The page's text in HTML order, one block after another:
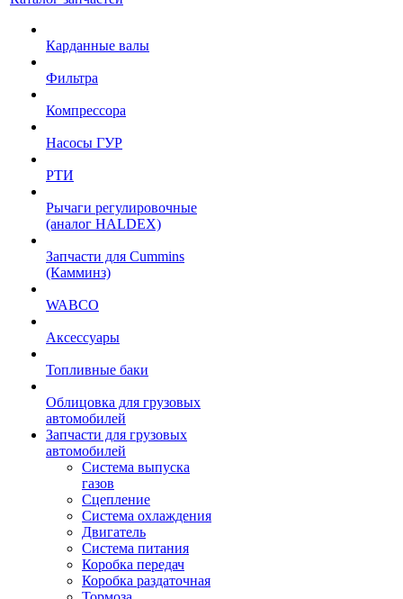
Карданные валы
Фильтра
Компрессора
Насосы ГУР
РТИ
Рычаги регулировочные
(аналог HALDEX)
Запчасти для Cummins
(Камминз)
WABCO
Аксессуары
Топливные баки
Облицовка для грузовых
автомобилей
Запчасти для грузовых
автомобилей
Система выпуска
газов
Сцепление
Система охлаждения
Двигатель
Система питания
Коробка передач
Коробка раздаточная